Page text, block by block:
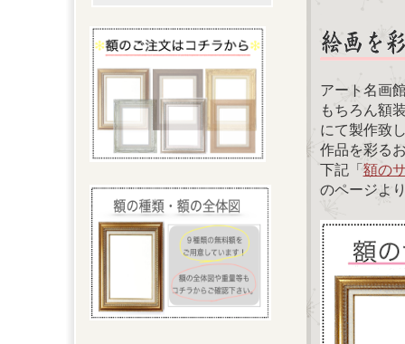
アート名画
もちろん額
にて製作致
作品を彩る
下記「額の
のページよ